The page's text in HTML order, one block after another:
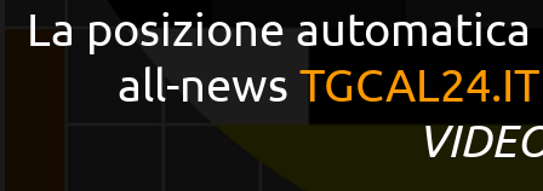
La posizione
all-news TGCAL24.IT